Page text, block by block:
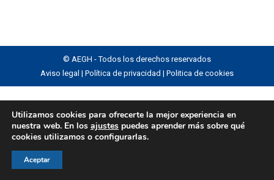
© AEGH - Todos los derechos reservados
Aviso legal | Política de privacidad | Politica de cookies
Utilizamos cookies para ofrecerte la mejor experiencia en
nuestra web. En los ajustes puedes aprender más sobre qué
cookies utilizamos o configurarlas.
Aceptar